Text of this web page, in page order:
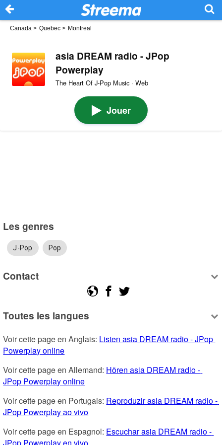
Canada > Quebec > Montreal
asia DREAM radio - JPop
Powerplay
The Heart Of J-Pop Music · Web
Jouer
Les genres
J-Pop Pop
Contact
Toutes les langues
Voir cette page en Anglais: Listen asia DREAM radio - JPop
Powerplay online
Voir cette page en Allemand: Hören asia DREAM radio -
JPop Powerplay online
Voir cette page en Portugais: Reproduzir asia DREAM radio -
JPop Powerplay ao vivo
Voir cette page en Espagnol: Escuchar asia DREAM radio -
JPop Powerplay en vivo